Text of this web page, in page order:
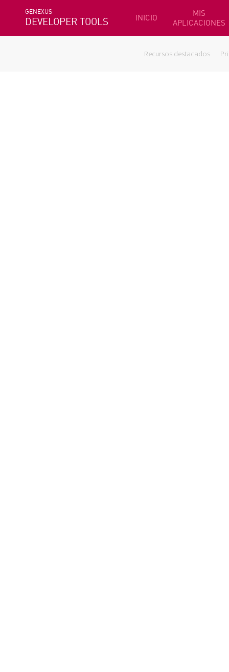
GENEXUS
DEVELOPER TOOLS INICIO
MIS
APLICACIONES
Recursos destacados